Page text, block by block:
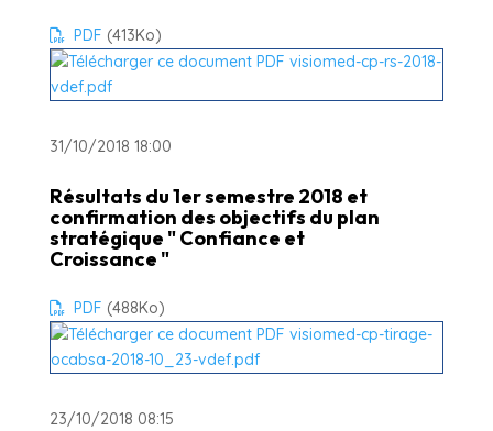
PDF (413Ko)
31/10/2018 18:00
Résultats du 1er semestre 2018 et
confirmation des objectifs du plan
stratégique " Confiance et
Croissance "
PDF (488Ko)
23/10/2018 08:15